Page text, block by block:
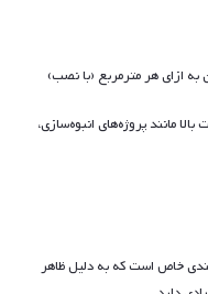
مانند پروژه‌های انبوه‌سازی،
خاص است که به دلیل ظاهر